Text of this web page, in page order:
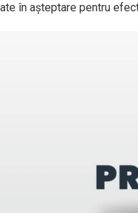
în așteptare pentru